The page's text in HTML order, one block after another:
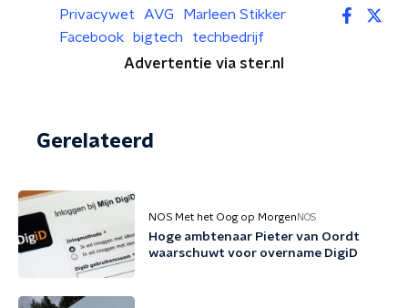
Privacywet
AVG
Marleen Stikker
Facebook
bigtech
techbedrijf
Advertentie via ster.nl
Gerelateerd
NOS Met het Oog op Morgen NOS
Hoge ambtenaar Pieter van Oordt
waarschuwt voor overname DigiD